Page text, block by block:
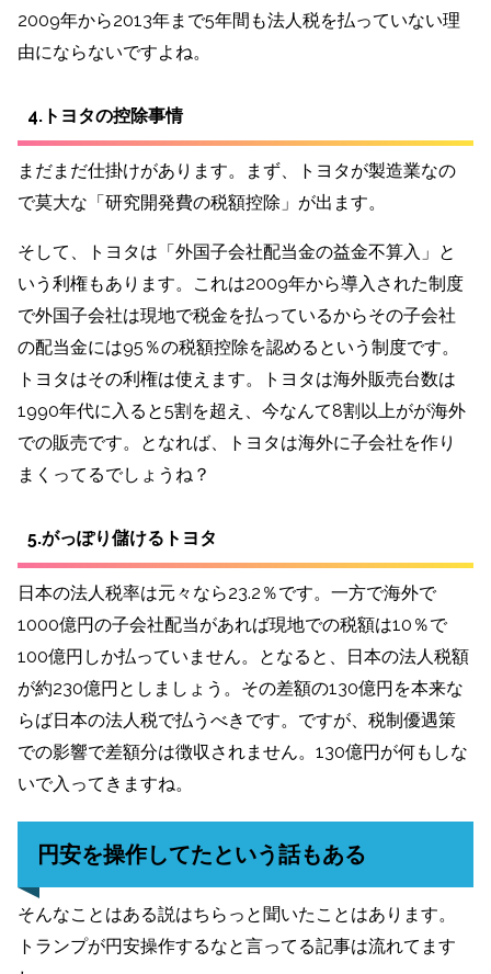
2009年から2013年まで5年間も法人税を払っていない理
由にならないですよね。
4.トヨタの控除事情
まだまだ仕掛けがあります。まず、トヨタが製造業なの
で莫大な「研究開発費の税額控除」が出ます。
そして、トヨタは「外国子会社配当金の益金不算入」と
いう利権もあります。これは2009年から導入された制度
で外国子会社は現地で税金を払っているからその子会社
の配当金には95％の税額控除を認めるという制度です。
トヨタはその利権は使えます。トヨタは海外販売台数は
1990年代に入ると5割を超え、今なんて8割以上がが海外
での販売です。となれば、トヨタは海外に子会社を作り
まくってるでしょうね？
5.がっぽり儲けるトヨタ
日本の法人税率は元々なら23.2％です。一方で海外で
1000億円の子会社配当があれば現地での税額は10％で
100億円しか払っていません。となると、日本の法人税額
が約230億円としましょう。その差額の130億円を本来な
らば日本の法人税で払うべきです。ですが、税制優遇策
での影響で差額分は徴収されません。130億円が何もしな
いで入ってきますね。
円安を操作してたという話もある
そんなことはある説はちらっと聞いたことはあります。
トランプが円安操作するなと言ってる記事は流れてます